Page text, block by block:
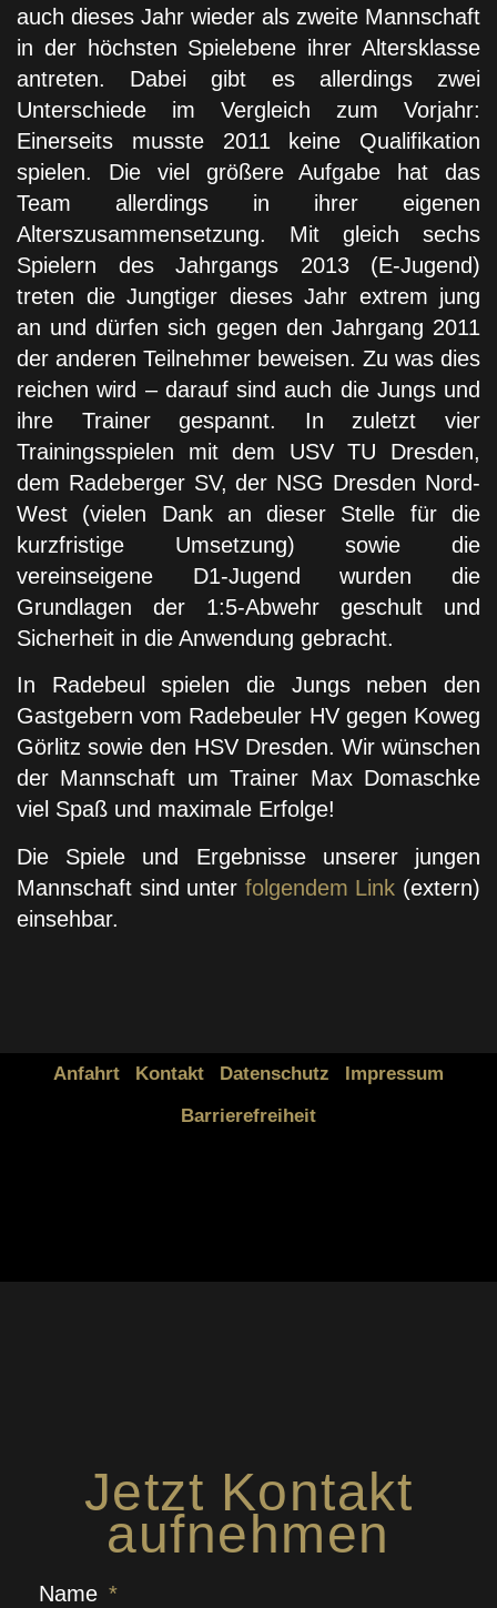
auch dieses Jahr wieder als zweite Mannschaft
in der höchsten Spielebene ihrer Altersklasse
antreten. Dabei gibt es allerdings zwei
Unterschiede im Vergleich zum Vorjahr:
Einerseits musste 2011 keine Qualifikation
spielen. Die viel größere Aufgabe hat das
Team allerdings in ihrer eigenen
Alterszusammensetzung. Mit gleich sechs
Spielern des Jahrgangs 2013 (E-Jugend)
treten die Jungtiger dieses Jahr extrem jung
an und dürfen sich gegen den Jahrgang 2011
der anderen Teilnehmer beweisen. Zu was dies
reichen wird – darauf sind auch die Jungs und
ihre Trainer gespannt. In zuletzt vier
Trainingsspielen mit dem USV TU Dresden,
dem Radeberger SV, der NSG Dresden Nord-
West (vielen Dank an dieser Stelle für die
kurzfristige Umsetzung) sowie die
vereinseigene D1-Jugend wurden die
Grundlagen der 1:5-Abwehr geschult und
Sicherheit in die Anwendung gebracht.
In Radebeul spielen die Jungs neben den
Gastgebern vom Radebeuler HV gegen Koweg
Görlitz sowie den HSV Dresden. Wir wünschen
der Mannschaft um Trainer Max Domaschke
viel Spaß und maximale Erfolge!
Die Spiele und Ergebnisse unserer jungen
Mannschaft sind unter folgendem Link (extern)
einsehbar.
Anfahrt Kontakt Datenschutz
Impressum
Barrierefreiheit
Jetzt Kontakt
aufnehmen
Name